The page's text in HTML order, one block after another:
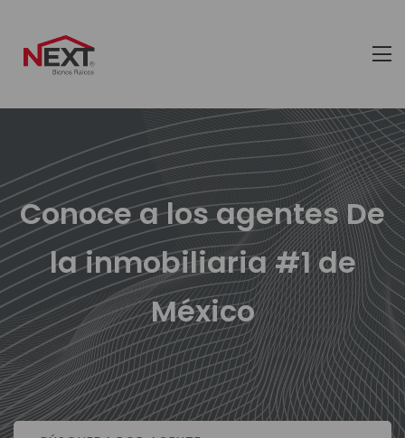
Conoce a los agentes De
la inmobiliaria #1 de
México